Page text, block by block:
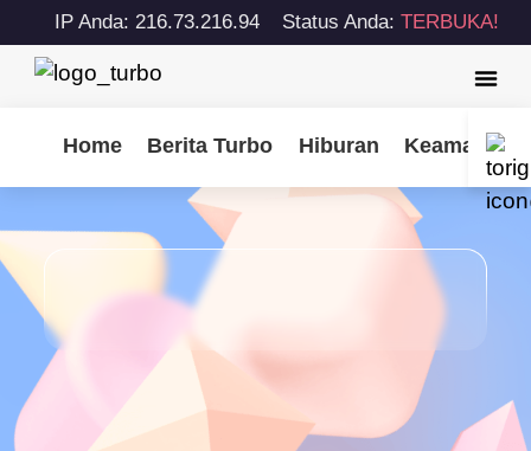
IP Anda: 216.73.216.94 Status Anda:TERBUKA!
Home Berita Turbo Hiburan Keamanan